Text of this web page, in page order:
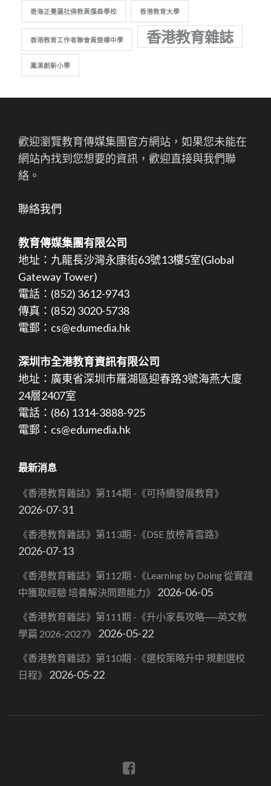
香海正覺蓮社佛教黃藻森學校 香港教育大學
香港教育工作者聯會黃楚標中學 香港教育雜誌
鳳溪創新小學
歡迎瀏覽教育傳媒集團官方網站，如果您未能在
網站內找到您想要的資訊，歡迎直接與我們聯
絡。
聯絡我們
教育傳媒集團有限公司
地址：九龍長沙灣永康街63號13樓5室(Global
Gateway Tower)
電話：(852) 3612-9743
傳真：(852) 3020-5738
電郵：cs@edumedia.hk
深圳市全港教育資訊有限公司
地址：廣東省深圳市羅湖區迎春路3號海燕大廈
24層2407室
電話：(86) 1314-3888-925
電郵：cs@edumedia.hk
最新消息
《香港教育雜誌》第114期 -《可持續發展教育》
2026-07-31
《香港教育雜誌》第113期 -《DSE 放榜青雲路》
2026-07-13
《香港教育雜誌》第112期 -《Learning by Doing 從實踐
中獲取經驗 培養解決問題能力》
2026-06-05
《香港教育雜誌》第111期 -《升小家長攻略──英文教
學篇 2026-2027》
2026-05-22
《香港教育雜誌》第110期 -《選校策略升中 規劃選校
日程》
2026-05-22